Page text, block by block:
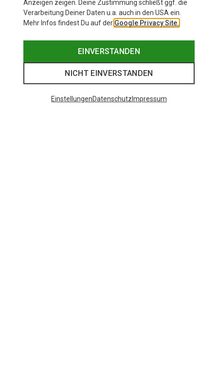
Durch die feine Verbindung der Materialien entsteht eine extrem
weiche Oberfläche. Diese kratzt nicht und bietet höchsten,
natürlichen Tragekomfort.
Anzeigen zeigen. Deine Zustimmung schließt ggf. die
Verarbeitung Deiner Daten u.a. auch in den USA ein.
Mehr Infos findest Du auf der Google Privacy Site.
EINVERSTANDEN
NICHT EINVERSTANDEN
EinstellungenDatenschutz Impressum